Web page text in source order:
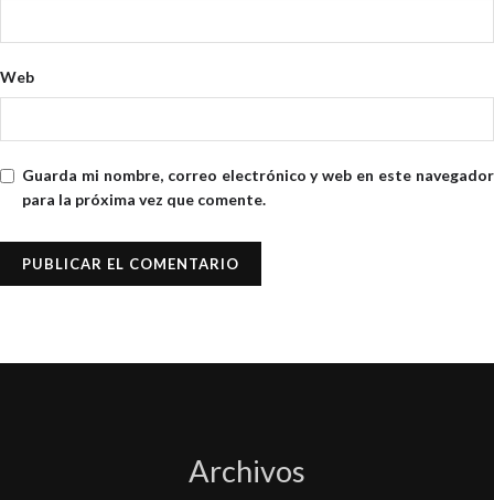
Web
Guarda mi nombre, correo electrónico y web en este navegador
para la próxima vez que comente.
Archivos